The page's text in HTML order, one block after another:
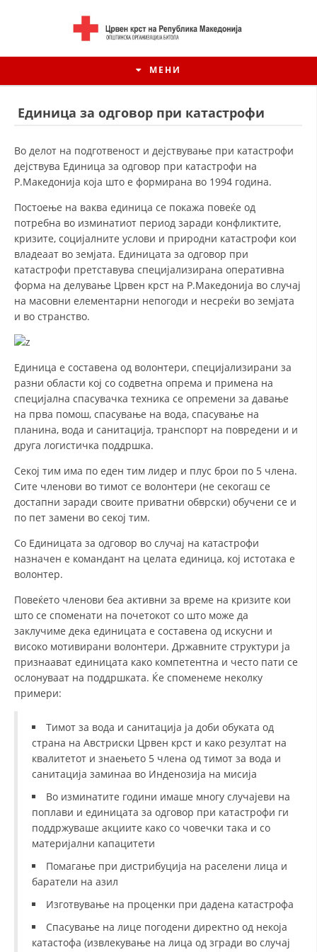
МЕНИ
ИСТОРИЈАТ НА ЦКРМ
ИСТОРИЈАТ НА ДВИЖЕЊЕТО
СТРУКТУРА НА ОРГАНИЗАЦИЈАТА
ЧЛЕНСТВО ВО ПРОФЕСИОНАЛНИ ТЕЛА
ЗАКОН ЗА ЦКРМ
ОРГАНИЗАЦИЈА И РАЗВОЈ
СОБРАНИЕ
ДИСЕМИНАЦИЈА
MЕЃУНАРОДНО ХУМАНИТАРНО ПРАВО
УПОТРЕБА И ЗАШТИТА НА АМБЛЕМОТ
СОЦИЈАЛНО ХУМАНИТАРНА ДЕЈНОСТ
ПОДГОТВЕНОСТ И ДЕЈСТВО ПРИ КАТАСТРОФИ
ТИМОВИ НА ООЦК
СПАСИТЕЛНА СТАНИЦА ВОДНО
ИСТРАЖУВАЊЕ НА ЈАВНО МИСЛЕЊЕ
Единица за одговор при катастрофи
Во делот на подготвеност и дејствување при катастрофи
дејствува Единица за одговор при катастрофи на
Р.Македонија која што е формирана во 1994 година.
Постоење на ваква единица се покажа повеќе од
потребна во изминатиот период заради конфликтите,
кризите, социјалните услови и природни катастрофи кои
владеаат во земјата. Единицата за одговор при
катастрофи претставува специјализирана оперативна
форма на делување Црвен крст на Р.Македонија во случај
на масовни елементарни непогоди и несреќи во земјата
и во странство.
Единица е составена од волонтери, специјализирани за
разни области кој со содветна опрема и примена на
специјална спасувачка техника се опремени за давање
на прва помош, спасување на вода, спасување на
планина, вода и санитација, транспорт на повредени и и
друга логистичка поддршка.
Секој тим има по еден тим лидер и плус брои по 5 члена.
Сите членови во тимот се волонтери (не секогаш се
достапни заради своите приватни обврски) обучени се и
по пет замени во секој тим.
Со Единицата за одговор во случај на катастрофи
назначен е командант на целата единица, кој истотака е
волонтер.
Повеќето членови беа активни за време на кризите кои
што се споменати на почетокот со што може да
заклучиме дека единицата е составена од искусни и
високо мотивирани волонтери. Државните структури ја
признаават единицата како компетентна и често пати се
ослонуваат на поддршката. Ќе споменеме неколку
примери:
Тимот за вода и санитација ја доби обуката од
страна на Австриски Црвен крст и како резултат на
квалитетот и знаењето 5 члена од тимот за вода и
санитација заминаа во Инденозија на мисија
Во изминатите години имаше многу случајеви на
поплави и единицата за одговор при катастрофи ги
поддржуваше акциите како со човечки така и со
материјални капацитети
Помагање при дистрибуција на раселени лица и
баратели на азил
Изготвување на проценки при дадена катастрофа
Спасување на лице погодени директно од некоја
катастофа (извлекување на лица од згради во случај